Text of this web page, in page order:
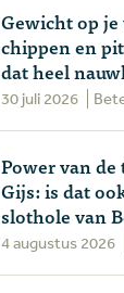
Gewicht op
chippen en
dat heel
30 juli 2026
Power van
Gijs: is dat
slothole van
4 augustus 2026